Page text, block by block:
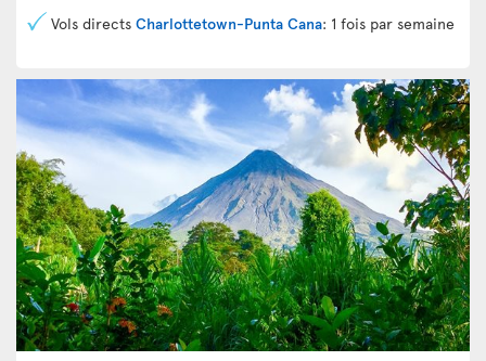
Vols directs Charlottetown-Punta Cana: 1 fois par semaine